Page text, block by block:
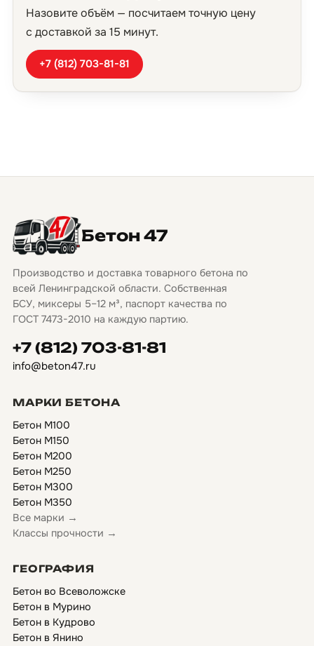
Назовите объём — посчитаем точную цену
с доставкой за 15 минут.
+7 (812) 703-81-81
Бетон 47
Производство и доставка товарного бетона по
всей Ленинградской области. Собственная
БСУ, миксеры 5–12 м³, паспорт качества по
ГОСТ 7473-2010 на каждую партию.
+7 (812) 703-81-81
info@beton47.ru
МАРКИ БЕТОНА
Бетон М100
Бетон М150
Бетон М200
Бетон М250
Бетон М300
Бетон М350
Все марки →
Классы прочности →
ГЕОГРАФИЯ
Бетон во Всеволожске
Бетон в Мурино
Бетон в Кудрово
Бетон в Янино